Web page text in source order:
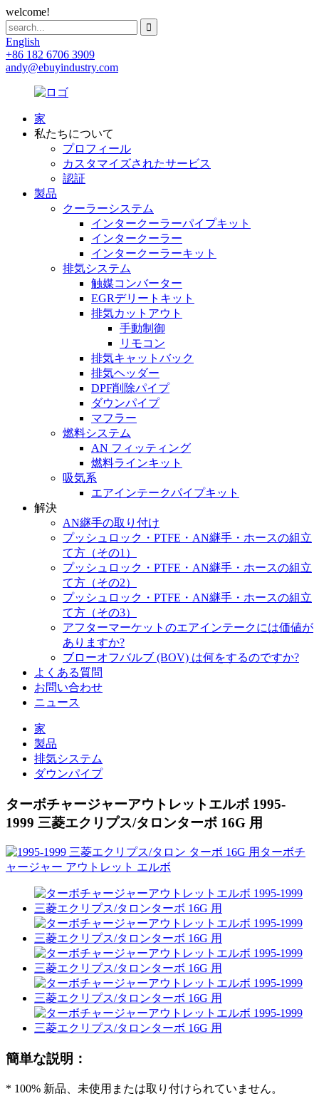
welcome!
English
+86 182 6706 3909
andy@ebuyindustry.com
家
私たちについて
プロフィール
カスタマイズされたサービス
認証
製品
クーラーシステム
インタークーラーパイプキット
インタークーラー
インタークーラーキット
排気システム
触媒コンバーター
EGRデリートキット
排気カットアウト
手動制御
リモコン
排気キャットバック
排気ヘッダー
DPF削除パイプ
ダウンパイプ
マフラー
燃料システム
AN フィッティング
燃料ラインキット
吸気系
エアインテークパイプキット
解決
AN継手の取り付け
プッシュロック・PTFE・AN継手・ホースの組立
て方（その1）
プッシュロック・PTFE・AN継手・ホースの組立
て方（その2）
プッシュロック・PTFE・AN継手・ホースの組立
て方（その3）
アフターマーケットのエアインテークには価値が
ありますか?
ブローオフバルブ (BOV) は何をするのですか?
よくある質問
お問い合わせ
ニュース
家
製品
排気システム
ダウンパイプ
ターボチャージャーアウトレットエルボ 1995-
1999 三菱エクリプス/タロンターボ 16G 用
簡単な説明：
* 100% 新品、未使用または取り付けられていません。